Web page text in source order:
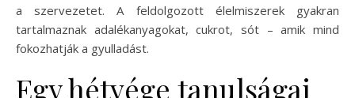
a szervezetet. A feldolgozott élelmiszerek gyakran
tartalmaznak adalékanyagokat, cukrot, sót – amik mind
fokozhatják a gyulladást.
Egy hétvége tanulságai